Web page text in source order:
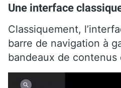
Une interface
Classiquement,
barre de navigation à
bandeaux de contenus